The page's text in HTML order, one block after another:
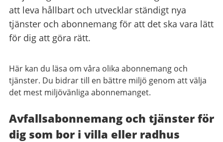
att leva hållbart och utvecklar ständigt nya
tjänster och abonnemang för att det ska vara lätt
för dig att göra rätt.
Här kan du läsa om våra olika abonnemang och
tjänster. Du bidrar till en bättre miljö genom att välja
det mest miljövänliga abonnemanget.
Avfallsabonnemang och tjänster för
dig som bor i villa eller radhus